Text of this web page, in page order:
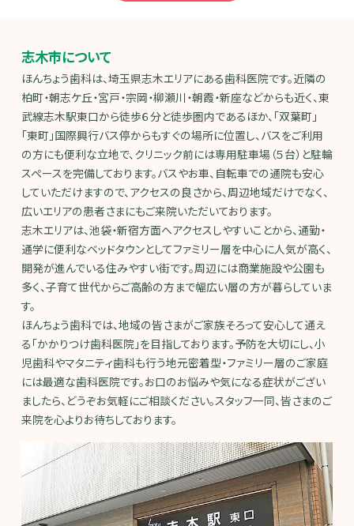
志木市について
ほんちょう歯科は、埼玉県志木エリアにある歯科医院です。近隣の
柏町・朝志ケ丘・宮戸・宗岡・柳瀬川・朝霞・新座などからも近く、東
武線志木駅東口から徒歩６分と徒歩圏内であるほか、「双葉町」
「東町」国際興行バス停からもすぐの場所に位置し、バスをご利用
の方にも便利な立地で、クリニック前には専用駐車場（５台）と駐輪
スペースを完備しております。バスやお車、自転車での通院も安心
していただけますので、アクセスの良さから、周辺地域だけでなく、
広いエリアの患者さまにもご来院いただいております。
志木エリアは、池袋・新宿方面へアクセスしやすいことから、通勤・
通学に便利なベッドタウンとしてファミリー層を中心に人気が高く、
開発が進んでいる住みやすい街です。周辺には商業施設や公園も
多く、子育て世代からご高齢の方まで幅広い層の方が暮らしていま
す。
ほんちょう歯科では、地域の皆さまがご家族そろって安心して通え
る「かかりつけ歯科医院」を目指しております。予防を大切にし、小
児歯科やマタニティ歯科も行う地元密着型・ファミリー層のご家庭
には最適な歯科医院です。お口のお悩みや気になる症状がござい
ましたら、どうぞお気軽にご相談ください。スタッフ一同、皆さまのご
来院を心よりお待ちしております。